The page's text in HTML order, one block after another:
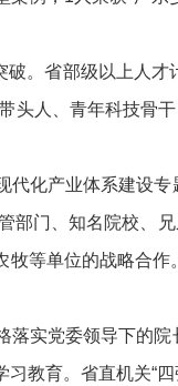
破。省部级以上人
人、青年科技骨
代化产业体系建设
门、知名院校、
等单位的战略合
落实党委领导下的
育。省直机关“